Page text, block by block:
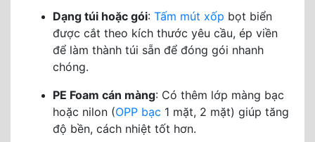
Dạng túi hoặc gói: Tấm mút xốp bọt biển
được cắt theo kích thước yêu cầu, ép viền
để làm thành túi sẵn để đóng gói nhanh
chóng.
PE Foam cán màng: Có thêm lớp màng bạc
hoặc nilon (OPP bạc 1 mặt, 2 mặt) giúp tăng
độ bền, cách nhiệt tốt hơn.